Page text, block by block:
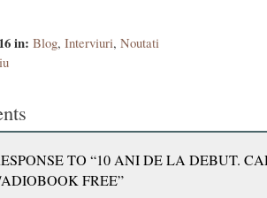
in: Blog, Interviuri, Noutati
TO “10 ANI DE LA DEBUT.
FREE”